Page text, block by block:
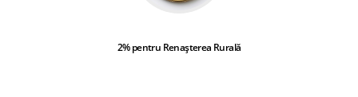
2% pentru Renașterea Rurală